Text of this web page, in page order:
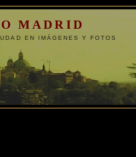
MADRID
EN IMÁGENES Y FOTOS